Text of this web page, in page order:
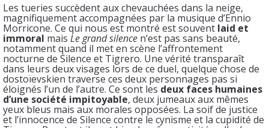
Les tueries succèdent aux chevauchées dans la neige,
magnifiquement accompagnées par la musique d’Ennio
Morricone. Ce qui nous est montré est souvent laid et
immoral mais Le grand silence n’est pas sans beauté,
notamment quand il met en scène l’affrontement
nocturne de Silence et Tigrero. Une vérité transparaît
dans leurs deux visages lors de ce duel, quelque chose de
dostoïevskien traverse ces deux personnages pas si
éloignés l’un de l’autre. Ce sont les deux faces humaines
d’une société impitoyable, deux jumeaux aux mêmes
yeux bleus mais aux morales opposées. La soif de justice
et l’innocence de Silence contre le cynisme et la cupidité de